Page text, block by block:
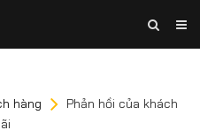
hàng
Phản hồi của khách